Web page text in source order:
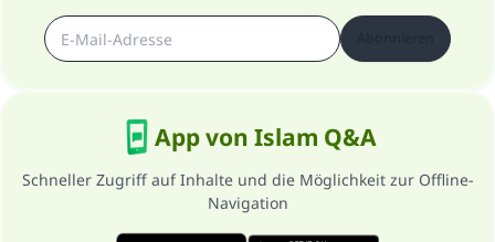
App von Islam Q&A
Schneller Zugriff auf Inhalte und die Möglichkeit zur Offline-
Navigation